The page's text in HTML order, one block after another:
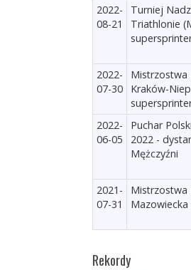
2022-
08-21
Turniej
Triathlonie
2022-
07-30
Mistrzostwa
Kraków-
2022-
06-05
Puchar
2022 -
Mężczyźni
2021-
07-31
Mistrzostwa
Rekordy